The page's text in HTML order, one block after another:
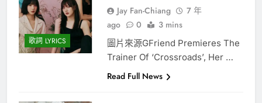
歌詞 LYRICS
Jay Fan-Chiang
7 年
ago
0 3 mins
圖片來源GFriend Premieres The
Trainer Of ‘Crossroads’, Her …
Read Full News